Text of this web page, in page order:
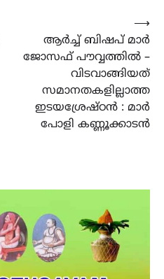
ആര്‍ച്ച് ബിഷപ് മാര്‍
ജോസഫ് പൗവ്വത്തില്‍ –
വിടവാങ്ങിയത്
സമാനതകളില്ലാത്ത
ഇടയശ്രേഷ്ഠന്‍ : മാര്‍
പോളി കണ്ണൂക്കാടന്‍
⟶